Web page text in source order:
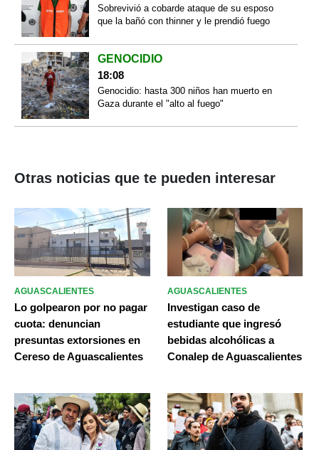
Sobrevivió a cobarde ataque de su esposo
que la bañó con thinner y le prendió fuego
GENOCIDIO
18:08
Genocidio: hasta 300 niños han muerto en
Gaza durante el "alto al fuego"
Otras noticias que te pueden interesar
AGUASCALIENTES
Lo golpearon por no pagar
cuota: denuncian
presuntas extorsiones en
Cereso de Aguascalientes
AGUASCALIENTES
Investigan caso de
estudiante que ingresó
bebidas alcohólicas a
Conalep de Aguascalientes